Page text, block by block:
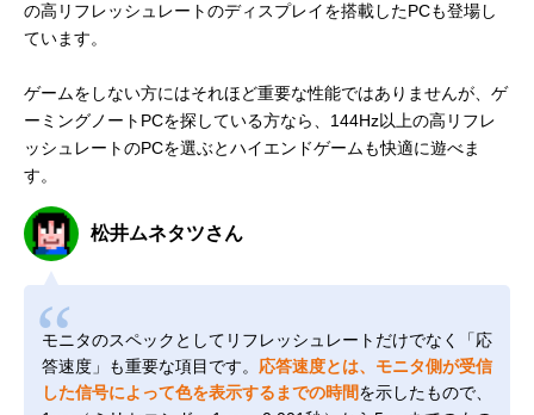
の高リフレッシュレートのディスプレイを搭載したPCも登場し
ています。
ゲームをしない方にはそれほど重要な性能ではありませんが、ゲ
ーミングノートPCを探している方なら、144Hz以上の高リフレ
ッシュレートのPCを選ぶとハイエンドゲームも快適に遊べま
す。
松井ムネタツさん
モニタのスペックとしてリフレッシュレートだけでなく「応
答速度」も重要な項目です。 応答速度とは、モニタ側が受信
した信号によって色を表示するまでの時間を示したもので、